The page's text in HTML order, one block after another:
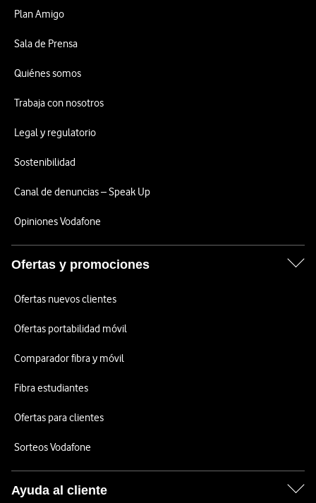
Plan Amigo
Sala de Prensa
Quiénes somos
Trabaja con nosotros
Legal y regulatorio
Sostenibilidad
Canal de denuncias – Speak Up
Opiniones Vodafone
Ofertas y promociones
Ofertas nuevos clientes
Ofertas portabilidad móvil
Comparador fibra y móvil
Fibra estudiantes
Ofertas para clientes
Sorteos Vodafone
Ayuda al cliente